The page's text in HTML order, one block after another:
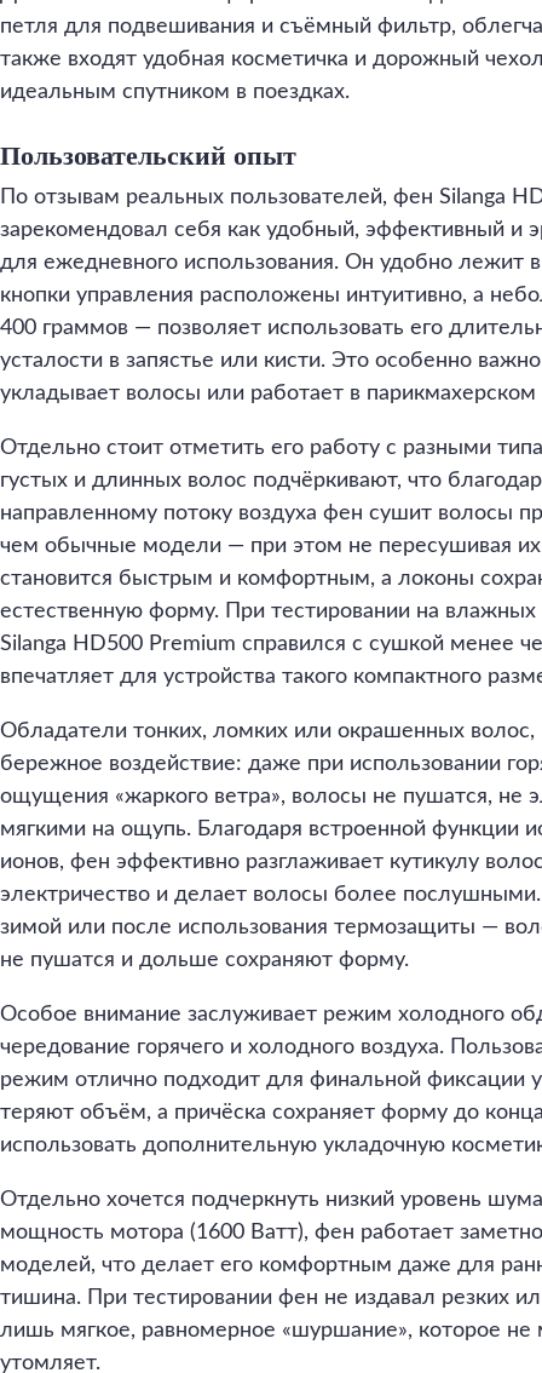
петля для подвешивания и съёмный фильтр,
также входят удобная косметичка и дорожный
идеальным спутником в поездках.
Пользовательский опыт
По отзывам реальных пользователей, фен Silanga
зарекомендовал себя как удобный, эффективный и
для ежедневного использования. Он удобно лежит в
кнопки управления расположены интуитивно, а
400 граммов — позволяет использовать его
усталости в запястье или кисти. Это особенно
укладывает волосы или работает в парикмахерском
Отдельно стоит отметить его работу с разными
густых и длинных волос подчёркивают, что
направленному потоку воздуха фен сушит волосы
чем обычные модели — при этом не пересушивая
становится быстрым и комфортным, а локоны
естественную форму. При тестировании на
Silanga HD500 Premium справился с сушкой менее
впечатляет для устройства такого компактного
Обладатели тонких, ломких или окрашенных волос,
бережное воздействие: даже при использовании
ощущения «жаркого ветра», волосы не пушатся, не
мягкими на ощупь. Благодаря встроенной функции
ионов, фен эффективно разглаживает кутикулу
электричество и делает волосы более
зимой или после использования термозащиты —
не пушатся и дольше сохраняют форму.
Особое внимание заслуживает режим холодного
чередование горячего и холодного воздуха.
режим отлично подходит для финальной фиксации
теряют объём, а причёска сохраняет форму до
использовать дополнительную укладочную
Отдельно хочется подчеркнуть низкий уровень
мощность мотора (1600 Ватт), фен работает
моделей, что делает его комфортным даже для
тишина. При тестировании фен не издавал резких
лишь мягкое, равномерное «шуршание», которое
утомляет.